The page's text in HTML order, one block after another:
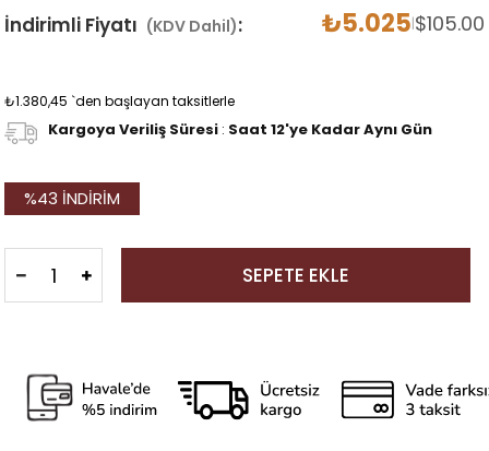
İndirimli Fiyatı (KDV Dahil): ₺5.025|$105.00
₺1.380,45 `den başlayan taksitlerle
Kargoya Veriliş Süresi : Saat 12'ye Kadar Aynı Gün
%43 İNDIRIM